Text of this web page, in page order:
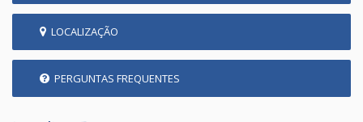
LOCALIZAÇÃO
PERGUNTAS FREQUENTES